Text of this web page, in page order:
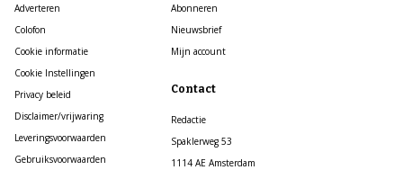
Adverteren
Colofon
Cookie informatie
Cookie Instellingen
Privacy beleid
Disclaimer/vrijwaring
Leveringsvoorwaarden
Gebruiksvoorwaarden
Abonneren
Nieuwsbrief
Mijn account
Contact
Redactie
Spaklerweg 53
1114 AE Amsterdam